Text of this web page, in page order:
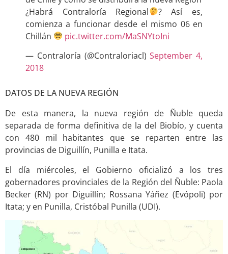
¿Habrá Contraloría Regional
? Así es,
comienza a funcionar desde el mismo 06 en
Chillán
pic.twitter.com/MaSNYtoIni
— Contraloría (@Contraloriacl)September 4,
2018
DATOS DE LA NUEVA REGIÓN
De esta manera, la nueva región de Ñuble queda
separada de forma definitiva de la del Biobío, y cuenta
con 480 mil habitantes que se reparten entre las
provincias de Diguillín, Punilla e Itata.
El día miércoles, el Gobierno oficializó a los tres
gobernadores provinciales de la Región del Ñuble: Paola
Becker (RN) por Diguillín; Rossana Yáñez (Evópoli) por
Itata; y en Punilla, Cristóbal Punilla (UDI).